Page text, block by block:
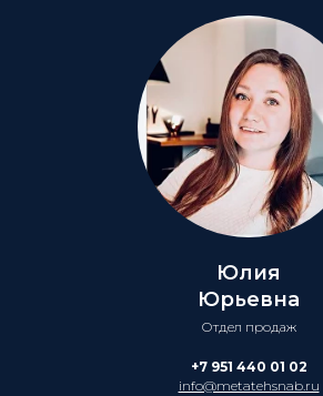
Юлия
Юрьевна
Отдел продаж
+7 951 440 01 02
info@metatehsnab.ru